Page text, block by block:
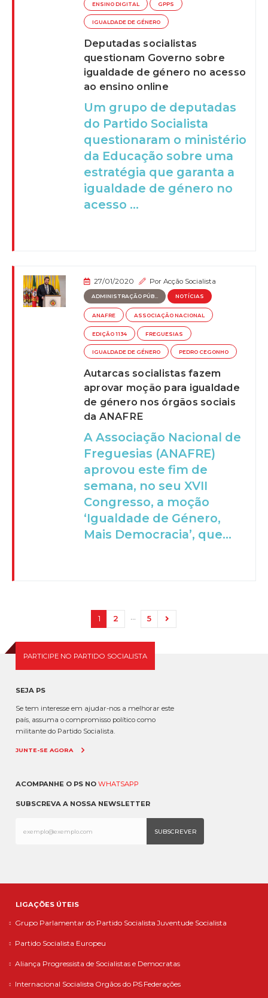
ENSINO DIGITAL GPPS
IGUALDADE DE GÉNERO
Deputadas socialistas
questionam Governo sobre
igualdade de género no acesso
ao ensino online
Um grupo de deputadas
do Partido Socialista
questionaram o ministério
da Educação sobre uma
estratégia que garanta a
igualdade de género no
acesso ...
27/01/2020 PorAcção Socialista
ADMINISTRAÇÃO PÚB... NOTÍCIAS
ANAFRE ASSOCIAÇÃO NACIONAL
EDIÇÃO 1134 FREGUESIAS
IGUALDADE DE GÉNERO PEDRO CEGONHO
Autarcas socialistas fazem
aprovar moção para igualdade
de género nos órgãos sociais
da ANAFRE
A Associação Nacional de
Freguesias (ANAFRE)
aprovou este fim de
semana, no seu XVII
Congresso, a moção
‘Igualdade de Género,
Mais Democracia’, que...
1 2 5
PARTICIPE NO PARTIDO SOCIALISTA
SEJA PS
Se tem interesse em ajudar-nos a melhorar este
país, assuma o compromisso político como
militante do Partido Socialista.
JUNTE-SE AGORA
ACOMPANHE O PS NO WHATSAPP
SUBSCREVA A NOSSA NEWSLETTER
LIGAÇÕES ÚTEIS
Grupo Parlamentar do Partido Socialista Juventude Socialista
Partido Socialista Europeu
Aliança Progressista de Socialistas e Democratas
Internacional Socialista Orgãos do PS Federações